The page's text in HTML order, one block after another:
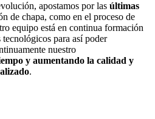
apostamos por las últimas
de chapa, como en el proceso de
equipo está en continua formación
tecnológicos para así poder
nuestro
y aumentando la calidad y
.